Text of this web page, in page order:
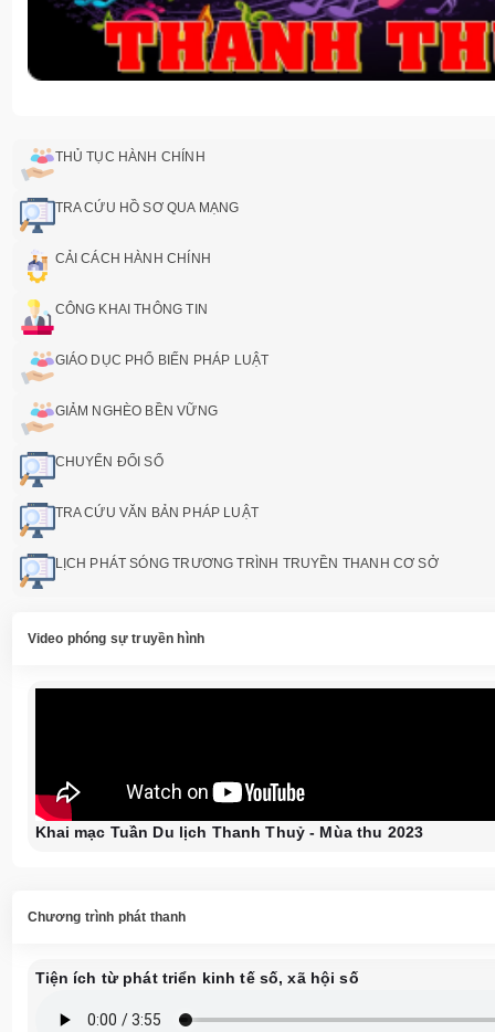
THỦ TỤC HÀNH CHÍNH
TRA CỨU HỒ SƠ QUA MẠNG
CẢI CÁCH HÀNH CHÍNH
CÔNG KHAI THÔNG TIN
GIÁO DỤC PHỔ BIẾN PHÁP LUẬT
GIẢM NGHÈO BỀN VỮNG
CHUYỂN ĐỔI SỐ
TRA CỨU VĂN BẢN PHÁP LUẬT
LỊCH PHÁT SÓNG TRƯƠNG TRÌNH TRUYỀN THANH CƠ SỞ
Video phóng sự truyền hình
Khai mạc Tuần Du lịch Thanh Thuỷ - Mùa thu 2023
Chương trình phát thanh
Tiện ích từ phát triển kinh tế số, xã hội số